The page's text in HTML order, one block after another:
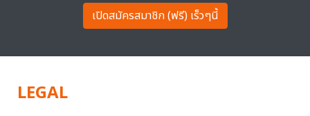
เปิดสมัครสมาชิก (ฟรี) เร็วๆนี้
LEGAL